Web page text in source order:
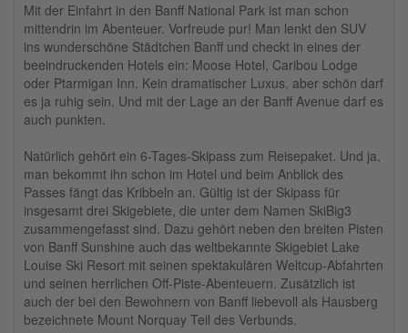
Mit der Einfahrt in den Banff National Park ist man schon
mittendrin im Abenteuer. Vorfreude pur! Man lenkt den SUV
ins wunderschöne Städtchen Banff und checkt in eines der
beeindruckenden Hotels ein: Moose Hotel, Caribou Lodge
oder Ptarmigan Inn. Kein dramatischer Luxus, aber schön darf
es ja ruhig sein. Und mit der Lage an der Banff Avenue darf es
auch punkten.
Natürlich gehört ein 6-Tages-Skipass zum Reisepaket. Und ja,
man bekommt ihn schon im Hotel und beim Anblick des
Passes fängt das Kribbeln an. Gültig ist der Skipass für
insgesamt drei Skigebiete, die unter dem Namen SkiBig3
zusammengefasst sind. Dazu gehört neben den breiten Pisten
von Banff Sunshine auch das weltbekannte Skigebiet Lake
Louise Ski Resort mit seinen spektakulären Weltcup-Abfahrten
und seinen herrlichen Off-Piste-Abenteuern. Zusätzlich ist
auch der bei den Bewohnern von Banff liebevoll als Hausberg
bezeichnete Mount Norquay Teil des Verbunds.